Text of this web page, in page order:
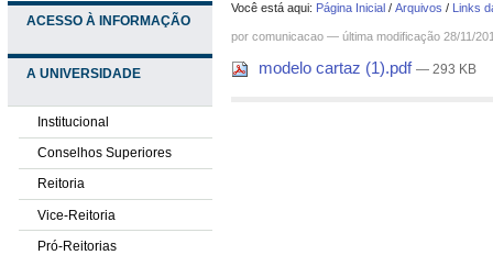
ACESSO À INFORMAÇÃO
A UNIVERSIDADE
Institucional
Conselhos Superiores
Reitoria
Vice-Reitoria
Pró-Reitorias
Você está aqui: Página Inicial /Arquivos / Links
por comunicacao —última modificação 28/11/
modelo cartaz (1).pdf— 293 KB